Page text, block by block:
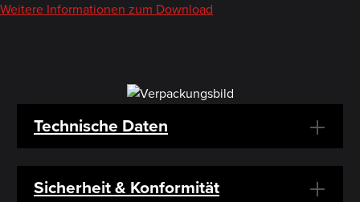
Weitere Informationen zum Download
Technische Daten
Sicherheit & Konformität